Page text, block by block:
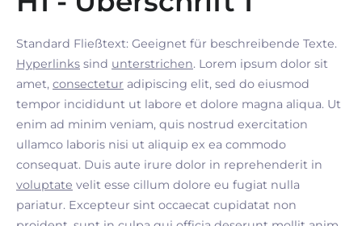
Standard Fließtext: Geeignet für beschreibende Texte.
Hyperlinks sind unterstrichen. Lorem ipsum dolor sit
amet, consectetur adipiscing elit, sed do eiusmod
tempor incididunt ut labore et dolore magna aliqua. Ut
enim ad minim veniam, quis nostrud exercitation
ullamco laboris nisi ut aliquip ex ea commodo
consequat. Duis aute irure dolor in reprehenderit in
voluptate velit esse cillum dolore eu fugiat nulla
pariatur. Excepteur sint occaecat cupidatat non